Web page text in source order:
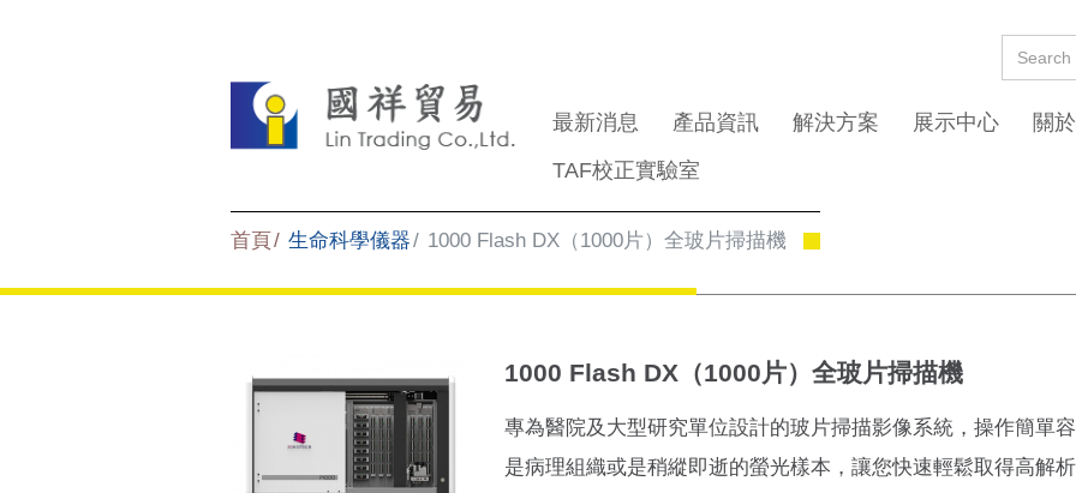
最新消息 產品資訊 解決方案 展示中心 關
TAF校正實驗室
首頁 生命科學儀器 1000 Flash DX（1000片）全玻片掃描機
1000 Flash DX（1000片）全玻片掃描機
專為醫院及大型研究單位設計的玻片掃描影像系統，操作簡單
是病理組織或是稍縱即逝的螢光樣本，讓您快速輕鬆取得高解